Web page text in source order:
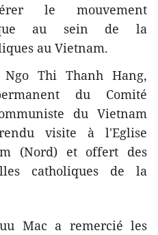
le mouvement
au sein de la
au Vietnam.
Thi Thanh Hang,
du Comité
du Vietnam
visite à l'Eglise
(Nord) et offert des
catholiques de la
Mac a remercié les